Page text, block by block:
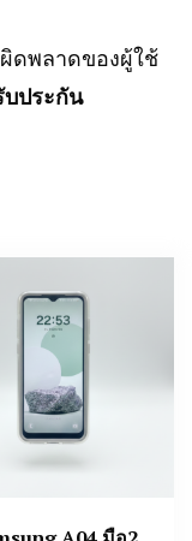
ดพลาดของผู้ใช้
บประกัน